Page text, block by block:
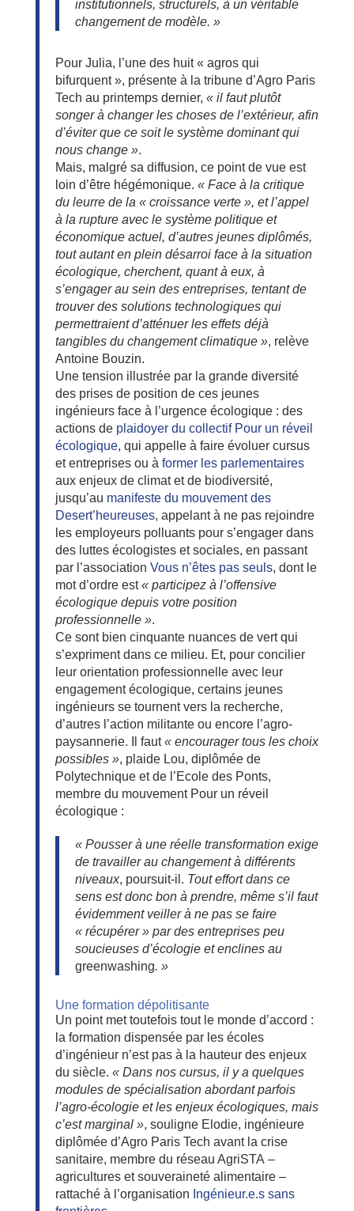
institutionnels, structurels, à un véritable
changement de modèle. »
Pour Julia, l’une des huit « agros qui
bifurquent », présente à la tribune d’Agro Paris
Tech au printemps dernier, « il faut plutôt
songer à changer les choses de l’extérieur, afin
d’éviter que ce soit le système dominant qui
nous change ».
Mais, malgré sa diffusion, ce point de vue est
loin d’être hégémonique. « Face à la critique
du leurre de la « croissance verte », et l’appel
à la rupture avec le système politique et
économique actuel, d’autres jeunes diplômés,
tout autant en plein désarroi face à la situation
écologique, cherchent, quant à eux, à
s’engager au sein des entreprises, tentant de
trouver des solutions technologiques qui
permettraient d’atténuer les effets déjà
tangibles du changement climatique », relève
Antoine Bouzin.
Une tension illustrée par la grande diversité
des prises de position de ces jeunes
ingénieurs face à l’urgence écologique : des
actions de plaidoyer du collectif Pour un réveil
écologique, qui appelle à faire évoluer cursus
et entreprises ou à former les parlementaires
aux enjeux de climat et de biodiversité,
jusqu’au manifeste du mouvement des
Desert’heureuses, appelant à ne pas rejoindre
les employeurs polluants pour s’engager dans
des luttes écologistes et sociales, en passant
par l’association Vous n’êtes pas seuls, dont le
mot d’ordre est« participez à l’offensive
écologique depuis votre position
professionnelle ».
Ce sont bien cinquante nuances de vert qui
s’expriment dans ce milieu. Et, pour concilier
leur orientation professionnelle avec leur
engagement écologique, certains jeunes
ingénieurs se tournent vers la recherche,
d’autres l’action militante ou encore l’agro-
paysannerie. Il faut« encourager tous les choix
possibles », plaide Lou, diplômée de
Polytechnique et de l’Ecole des Ponts,
membre du mouvement Pour un réveil
écologique :
« Pousser à une réelle transformation exige
de travailler au changement à différents
niveaux, poursuit-il. Tout effort dans ce
sens est donc bon à prendre, même s’il faut
évidemment veiller à ne pas se faire
« récupérer » par des entreprises peu
soucieuses d’écologie et enclines au
greenwashing. »
Une formation dépolitisante
Un point met toutefois tout le monde d’accord :
la formation dispensée par les écoles
d’ingénieur n’est pas à la hauteur des enjeux
du siècle. « Dans nos cursus, il y a quelques
modules de spécialisation abordant parfois
l’agro-écologie et les enjeux écologiques, mais
c’est marginal », souligne Elodie, ingénieure
diplômée d’Agro Paris Tech avant la crise
sanitaire, membre du réseau AgriSTA –
agricultures et souveraineté alimentaire –
rattaché à l’organisation Ingénieur.e.s sans